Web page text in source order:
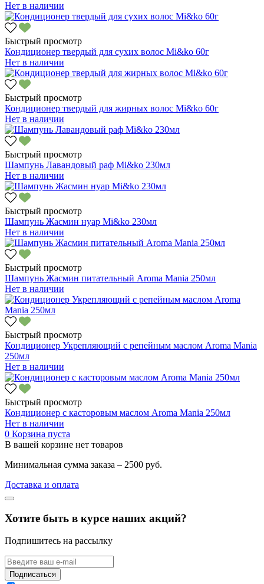
Нет в наличии
Быстрый просмотр
Кондиционер твердый для сухих волос Mi&ko 60г
Нет в наличии
Быстрый просмотр
Кондиционер твердый для жирных волос Mi&ko 60г
Нет в наличии
Быстрый просмотр
Шампунь Лавандовый раф Mi&ko 230мл
Нет в наличии
Быстрый просмотр
Шампунь Жасмин нуар Mi&ko 230мл
Нет в наличии
Быстрый просмотр
Шампунь Жасмин питательный Aroma Mania 250мл
Нет в наличии
Быстрый просмотр
Кондиционер Укрепляющий с репейным маслом Aroma Mania
250мл
Нет в наличии
Быстрый просмотр
Кондиционер с касторовым маслом Aroma Mania 250мл
Нет в наличии
0 Корзина пуста
В вашей корзине нет товаров
Минимальная сумма заказа – 2500 руб.
Доставка и оплата
Хотите быть в курсе наших акций?
Подпишитесь на рассылку
Подписаться